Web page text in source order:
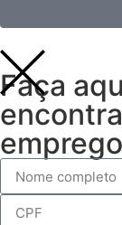
Faça
emprego